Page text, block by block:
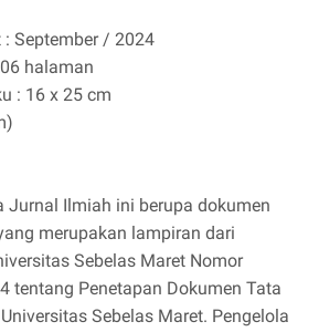
September / 2024
halaman
: 16 x 25 cm
Jurnal Ilmiah ini berupa dokumen
merupakan lampiran dari
Sebelas Maret Nomor
tentang Penetapan Dokumen Tata
Sebelas Maret. Pengelola